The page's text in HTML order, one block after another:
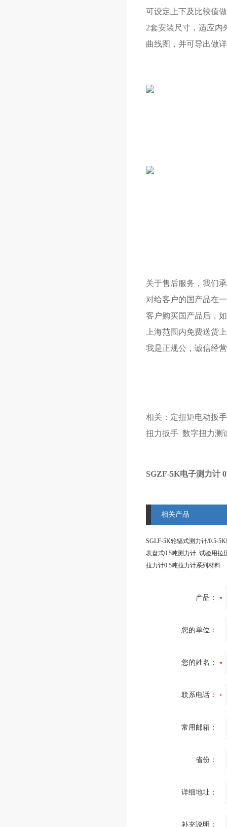
可设定上下及比较值
2套安装尺寸，适应内
曲线图，并可导出做
关于售后服务，我们
对给客户的国产品在
客户购买国产品后，
上海范围内免费送货
我是正规公，诚信经
相关： 定扭矩电动扳手
扭力扳手 数字扭力测
SGZF-5K电子测力计
相关产品
拉力计0.5吨拉力计系列材料
产品：
您的单位：
您的姓名：
联系电话：
常用邮箱：
省份：
详细地址：
补充说明：